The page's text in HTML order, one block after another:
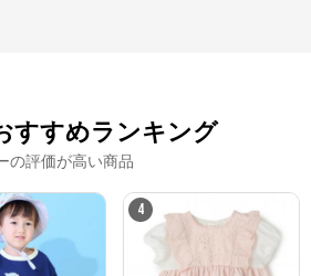
すすめランキング
の評価が高い商品
4